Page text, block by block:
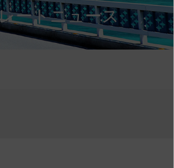
ートニュース